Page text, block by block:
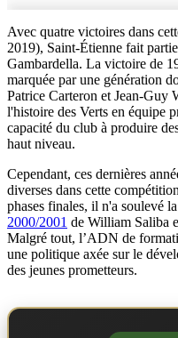
Avec quatre victoires dans
2019), Saint-Étienne fait
Gambardella. La victoire de
marquée par une génération
Patrice Carteron et Jean-Guy
l'histoire des Verts en équipe
capacité du club à produire
haut niveau.
Cependant, ces dernières
diverses dans cette
phases finales, il n'a soulevé
2000/2001 de William Saliba
Malgré tout, l’ADN de
une politique axée sur le
des jeunes prometteurs.